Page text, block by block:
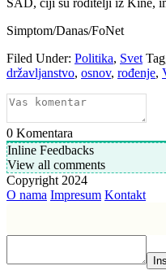
SAD, čiji su roditelji iz Kine,
Simptom/Danas/FoNet
Filed Under: Politika, Svet
državljanstvo, osnov, rođenje,
0 Komentara
Inline Feedbacks
View all comments
Copyright 2024
O nama Impresum Kontakt